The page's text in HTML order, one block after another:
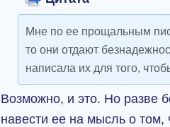
Мне по ее прощальным
то они отдают
написала их для того,
Возможно, и это. Но разве
навести ее на мысль о